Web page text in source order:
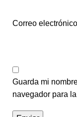
Correo electrónico
Guarda mi
navegador para